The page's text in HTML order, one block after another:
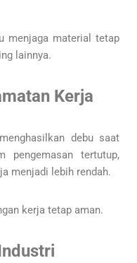
menjaga material tetap
lainnya.
Kerja
debu saat
pengemasan tertutup,
menjadi lebih rendah.
kerja tetap aman.